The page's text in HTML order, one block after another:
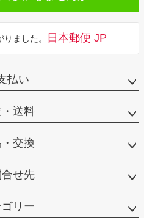
ました。 日本郵便 JP
払い
送料
交換
せ先
リー